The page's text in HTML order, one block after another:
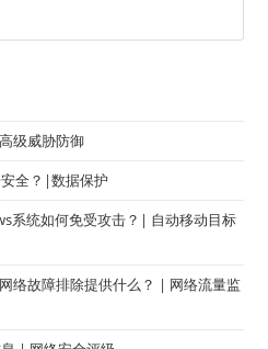
级威胁防御
全？|数据保护
系统如何免受攻击？| 自动移动目标
络故障排除提供什么？ | 网络流量监